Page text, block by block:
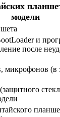
модели
и
после
микрофонов (в